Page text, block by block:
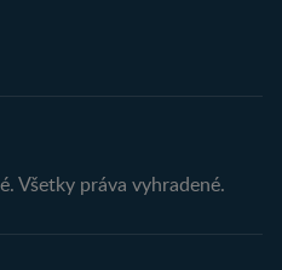
Všetky práva vyhradené.